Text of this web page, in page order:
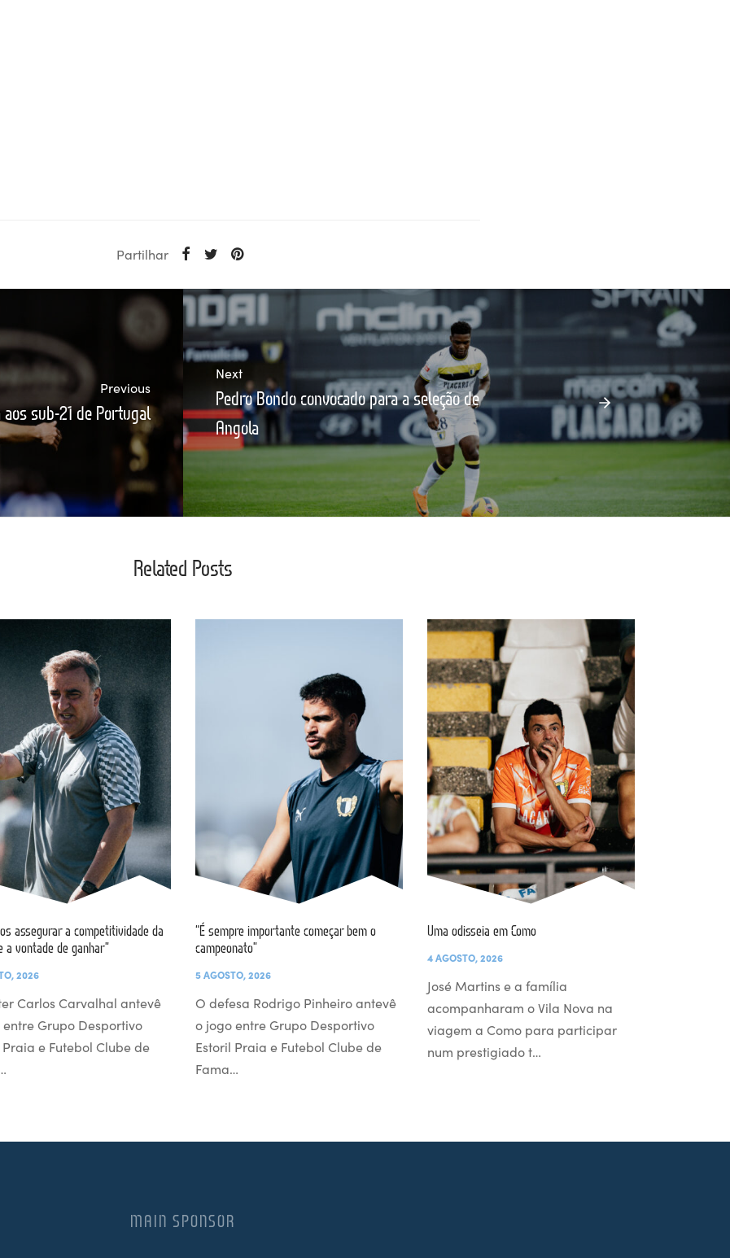
Partilhar
Previous
sub-21 de Portugal
Next
Pedro Bondo convocado para a seleção de
Angola
Related Posts
assegurar a competitividade da
a vontade de ganhar”
2026
Carlos Carvalhal antevê
Grupo Desportivo
Praia e Futebol Clube de
“É sempre importante começar bem o
campeonato”
5 AGOSTO, 2026
O defesa Rodrigo Pinheiro antevê
o jogo entre Grupo Desportivo
Estoril Praia e Futebol Clube de
Fama…
Uma odisseia em Como
4 AGOSTO, 2026
José Martins e a família
acompanharam o Vila Nova na
viagem a Como para participar
num prestigiado t…
MAIN SPONSOR